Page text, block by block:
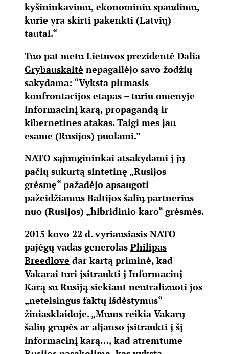
kyšininkavimu, ekonominiu spaudimu,
kurie yra skirti pakenkti (Latvių)
tautai.“
Tuo pat metu Lietuvos prezidentė Dalia
Grybauskaitė nepagailėjo savo žodžių
sakydama: “Vyksta pirmasis
konfrontacijos etapas – turiu omenyje
informacinį karą, propagandą ir
kibernetines atakas. Taigi mes jau
esame (Rusijos) puolami.”
NATO sąjungininkai atsakydami į jų
pačių sukurtą sintetinę „Rusijos
grėsmę“ pažadėjo apsaugoti
pažeidžiamus Baltijos šalių partnerius
nuo (Rusijos) „hibridinio karo“ grėsmės.
2015 kovo 22 d. vyriausiasis NATO
pajėgų vadas generolas Philipas
Breedlove dar kartą priminė, kad
Vakarai turi įsitraukti į Informacinį
Karą su Rusiją siekiant neutralizuoti jos
„neteisingus faktų išdėstymus“
žiniasklaidoje. „Mums reikia Vakarų
šalių grupės ar aljanso įsitraukti į šį
informacinį karą…, kad atremtume